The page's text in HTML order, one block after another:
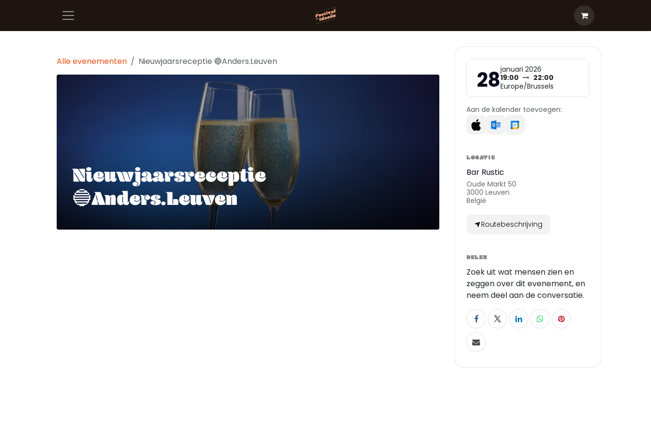
Alle evenementen Nieuwjaarsreceptie 🔵Anders.Leuven
Nieuwjaarsreceptie
🔵Anders.Leuven
28januari 2026
19:00
22:00
Europe/Brussels
Aan de kalender toevoegen:
LOCATIE
Bar Rustic
Oude Markt 50
3000 Leuven
België
Routebeschrijving
DELEN
Zoek uit wat mensen zien en
zeggen over dit evenement, en
neem deel aan de conversatie.